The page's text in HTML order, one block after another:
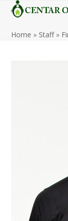
Skip
content
Open
menu
Close
menu
Home » Staff»